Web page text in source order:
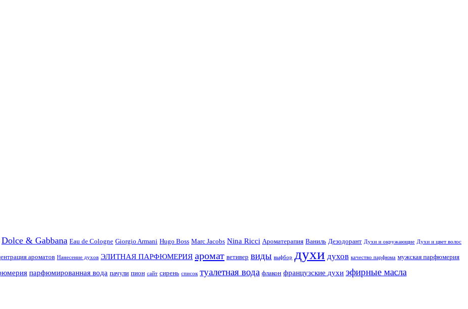
Dolce & Gabbana Eau de Cologne Giorgio Armani Hugo Boss Marc Jacobs Nina Ricci Ароматерапия Ваниль Дезодорант Духи и окружающие Духи и цвет волос
ароматов Нанесение духов ЭЛИТНАЯ ПАРФЮМЕРИЯ аромат ветивер виды выфбор духи духов качество парфюма мужская парфюмерия
парфюмированная вода пачули пион сайт сирень список туалетная вода флакон французские духи эфирные масла